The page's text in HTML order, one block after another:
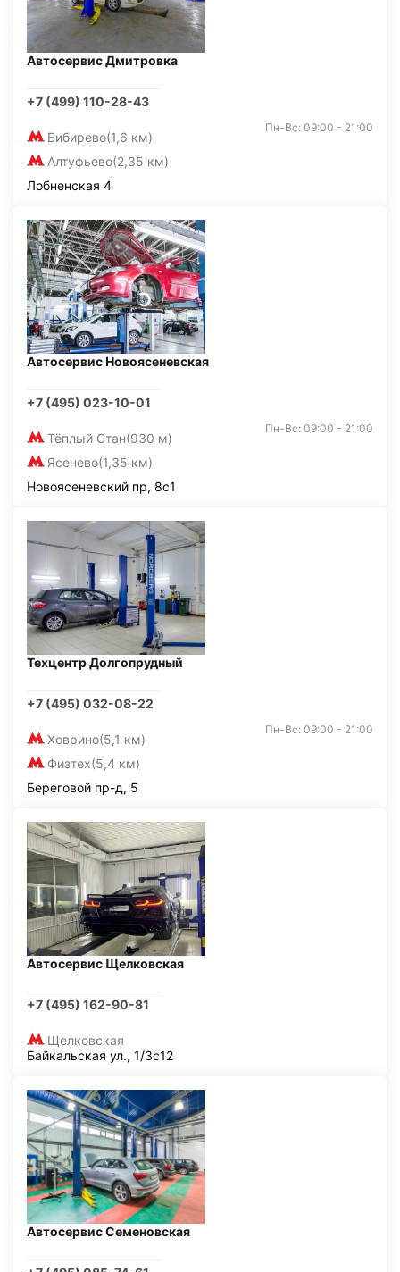
Автосервис Дмитровка
+7 (499) 110-28-43
Бибирево(1,6 км)
Алтуфьево(2,35 км)
Пн-Вс: 09:00 - 21:00
Лобненская 4
Автосервис Новоясеневская
+7 (495) 023-10-01
Тёплый Стан(930 м)
Ясенево(1,35 км)
Пн-Вс: 09:00 - 21:00
Новоясеневский пр, 8с1
Техцентр Долгопрудный
+7 (495) 032-08-22
Ховрино(5,1 км)
Физтех(5,4 км)
Пн-Вс: 09:00 - 21:00
Береговой пр-д, 5
Автосервис Щелковская
+7 (495) 162-90-81
Щелковская
Байкальская ул., 1/3с12
Автосервис Семеновская